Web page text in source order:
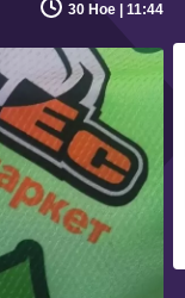
30 Ное | 11:44